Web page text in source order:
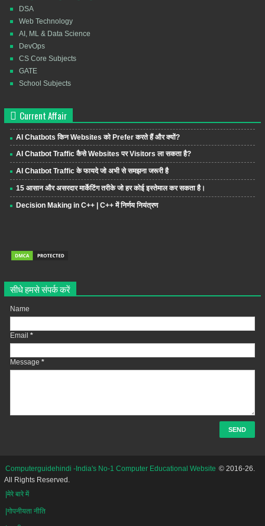
DSA
Web Technology
AI, ML & Data Science
DevOps
CS Core Subjects
GATE
School Subjects
Current Affair
AI Chatbots किन Websites को Prefer करते हैं और क्यों?
AI Chatbot Traffic कैसे Websites पर Visitors ला सकता है?
AI Chatbot Traffic के फायदे जो अभी से समझना जरूरी है
15 आसान और असरदार मार्केटिंग तरीके जो हर कोई इस्तेमाल कर सकता है।
Decision Making in C++ | C++ में निर्णय नियंत्रण
सीधे हमसे संपर्क करें
Name
Email *
Message *
Computerguidehindi -India's No-1 Computer Educational Website © 2016-26.
All Rights Reserved.
|मेरे बारे में
|गोपनीयता नीति